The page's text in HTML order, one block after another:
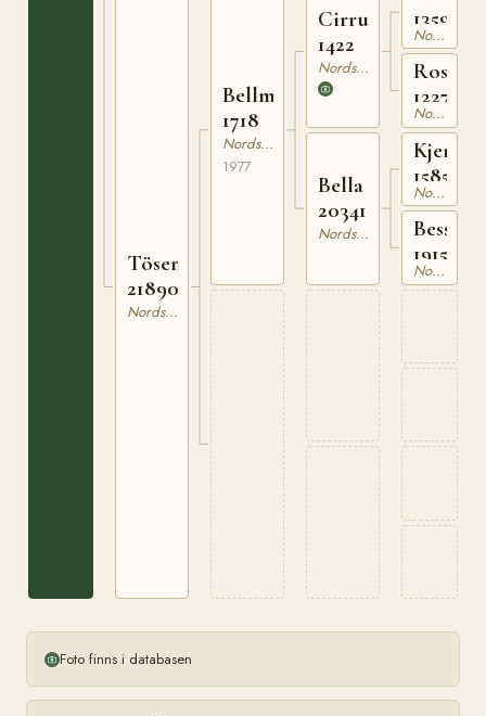
Tösen
21890
Nordsvensk Brukshäst
Bellman
1718
Nordsvensk Brukshäst
1977
Cirrus
1422
Nordsvensk Brukshäst
Bella
20341
Nordsvensk Brukshäst
1359
Nordsvensk Brukshäst
Rossi
12274
Nordsvensk Brukshäst
1585
Nordsvensk Brukshäst
Bessy
19151
Nordsvensk Brukshäst
Foto finns i databasen